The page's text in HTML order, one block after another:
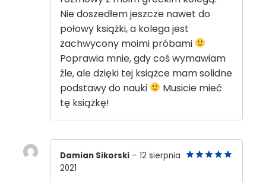
Nie doszedłem jeszcze nawet do
połowy książki, a kolega jest
zachwycony moimi próbami
Poprawia mnie, gdy coś wymawiam
źle, ale dzięki tej książce mam solidne
podstawy do nauki
Musicie mieć
tę książkę!
Damian Sikorski – 12 sierpnia
2021